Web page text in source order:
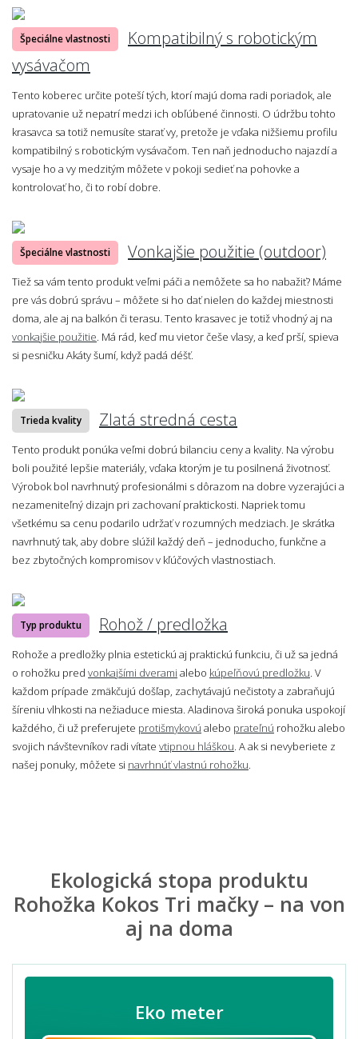
Špeciálne vlastnosti
Kompatibilný s robotickým
vysávačom
Tento koberec určite poteší tých, ktorí majú doma radi poriadok, ale
upratovanie už nepatrí medzi ich obľúbené činnosti. O údržbu tohto
krasavca sa totiž nemusíte starať vy, pretože je vďaka nižšiemu profilu
kompatibilný s robotickým vysávačom. Ten naň jednoducho najazdí a
vysaje ho a vy medzitým môžete v pokoji sedieť na pohovke a
kontrolovať ho, či to robí dobre.
Špeciálne vlastnosti Vonkajšie použitie (outdoor)
Tiež sa vám tento produkt veľmi páči a nemôžete sa ho nabažiť? Máme
pre vás dobrú správu – môžete si ho dať nielen do každej miestnosti
doma, ale aj na balkón či terasu. Tento krasavec je totiž vhodný aj na
vonkajšie použitie . Má rád, keď mu vietor češe vlasy, a keď prší, spieva
si pesničku Akáty šumí, když padá déšť.
Trieda kvality Zlatá stredná cesta
Tento produkt ponúka veľmi dobrú bilanciu ceny a kvality. Na výrobu
boli použité lepšie materiály, vďaka ktorým je tu posilnená životnosť.
Výrobok bol navrhnutý profesionálmi s dôrazom na dobre vyzerajúci a
nezameniteľný dizajn pri zachovaní praktickosti. Napriek tomu
všetkému sa cenu podarilo udržať v rozumných medziach. Je skrátka
navrhnutý tak, aby dobre slúžil každý deň – jednoducho, funkčne a
bez zbytočných kompromisov v kľúčových vlastnostiach.
Typ produktu Rohož / predložka
Rohože a predložky plnia estetickú aj praktickú funkciu, či už sa jedná
o rohožku pred vonkajšími dverami alebo kúpeľňovú predložku . V
každom prípade zmäkčujú došľap, zachytávajú nečistoty a zabraňujú
šíreniu vlhkosti na nežiaduce miesta. Aladinova široká ponuka uspokojí
každého, či už preferujete protišmykovú alebo prateľnú rohožku alebo
svojich návštevníkov radi vítate vtipnou hláškou . A ak si nevyberiete z
našej ponuky, môžete si navrhnúť vlastnú rohožku
Ekologická stopa produktu
Rohožka Kokos Tri mačky – na von
aj na doma
Eko meter